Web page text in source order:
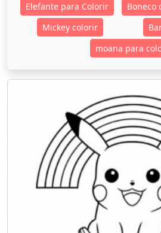
Elefante para Colorir
Boneco
Mickey colorir
moana para